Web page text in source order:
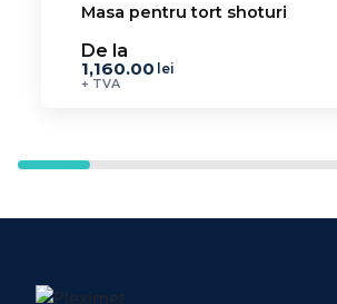
Masa pentru tort shoturi
De la
1,160.00 lei
+ TVA